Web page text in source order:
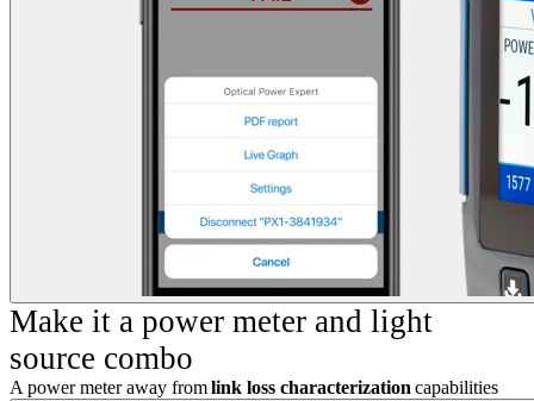
Make it a power meter and light
source combo
A power meter away fromlink loss characterization capabilities